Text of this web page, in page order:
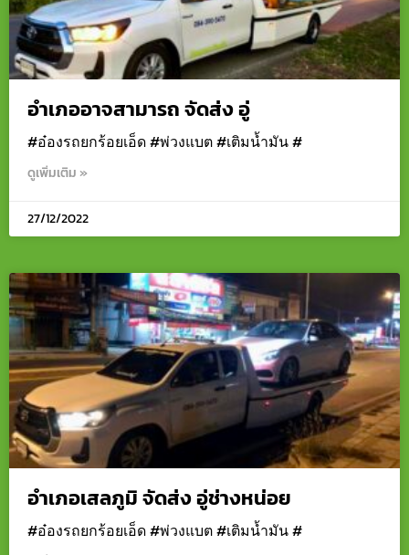
อำเภออาจสามารถ จัดส่ง อู่
#อ๋องรถยกร้อยเอ็ด #พ่วงแบต #เติมน้ำมัน #
ดูเพิ่มเติม »
27/12/2022
อำเภอเสลภูมิ จัดส่ง อู่ช่างหน่อย
#อ๋องรถยกร้อยเอ็ด #พ่วงแบต #เติมน้ำมัน #